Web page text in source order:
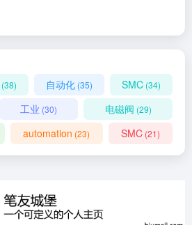
(38) 自动化 (35) SMC (34)
工业 (30) 电磁阀 (29)
automation (23) SMC(21)